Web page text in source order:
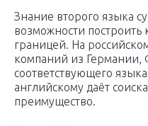
Знание второго языка
возможности построить
границей. На
компаний из Германии,
соответствующего
английскому даёт
преимущество.